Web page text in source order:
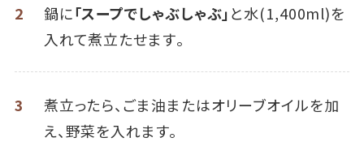
2 鍋に「スープでしゃぶしゃぶ」と水(1,400ml)を
入れて煮立たせます｡
3
煮立ったら、ごま油またはオリーブオイルを加
え、野菜を入れます。